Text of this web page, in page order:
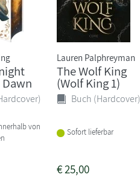
Dawn
von
Lauren Palphreyman
The Wolf King
(Wolf King 1)
Buch (Hardcover)
Sofort lieferbar
€25,00